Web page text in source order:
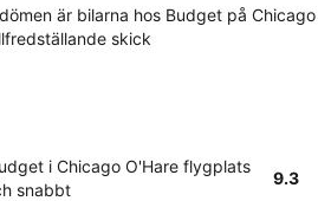
är bilarna hos Budget på Chicago
skick
i Chicago O'Hare flygplats
snabbt
9.3